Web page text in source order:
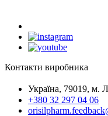
Контакти виробника
Україна, 79019, м.
+380 32 297 04 06